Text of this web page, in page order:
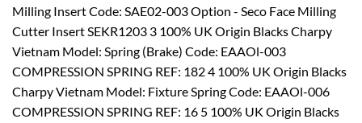
Milling Insert Code: SAE02-003 Option - Seco Face Milling
Cutter Insert SEKR1203 3 100% UK Origin Blacks Charpy
Vietnam Model: Spring (Brake) Code: EAAOl-003
COMPRESSION SPRING REF: 182 4 100% UK Origin Blacks
Charpy Vietnam Model: Fixture Spring Code: EAAOl-006
COMPRESSION SPRING REF: 16 5 100% UK Origin Blacks